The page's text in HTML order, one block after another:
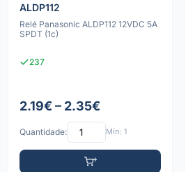
ALDP112
Relé Panasonic ALDP112 12VDC 5A
SPDT (1c)
237
2.19€ – 2.35€
Quantidade: Mín: 1